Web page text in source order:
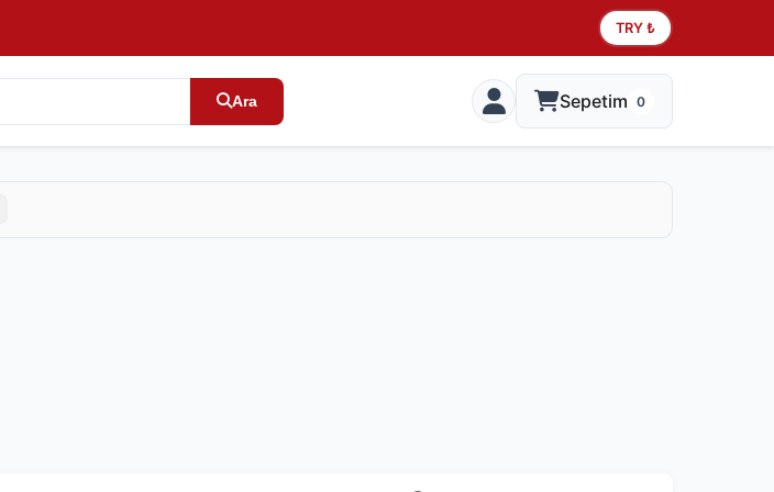
TRY ₺
Ara Sepetim 0